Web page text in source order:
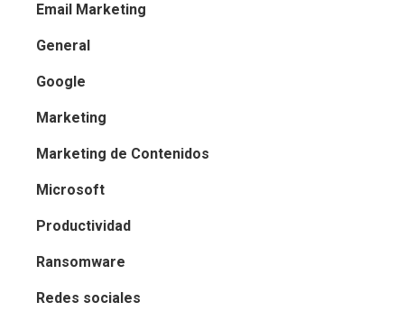
Email Marketing
General
Google
Marketing
Marketing de Contenidos
Microsoft
Productividad
Ransomware
Redes sociales